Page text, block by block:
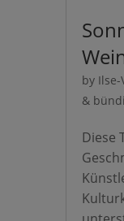
by Ilse-
&
Diese